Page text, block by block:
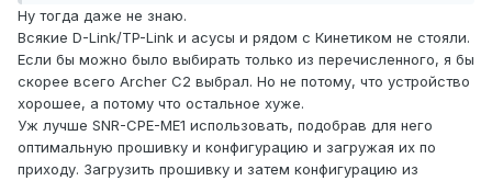
Ну тогда даже не знаю.
Всякие D-Link/TP-Link и асусы и рядом с Кинетиком не стояли.
Если бы можно было выбирать только из перечисленного, я бы
скорее всего Archer C2 выбрал. Но не потому, что устройство
хорошее, а потому что остальное хуже.
Уж лучше SNR-CPE-ME1 использовать, подобрав для него
оптимальную прошивку и конфигурацию и загружая их по
приходу. Загрузить прошивку и затем конфигурацию из